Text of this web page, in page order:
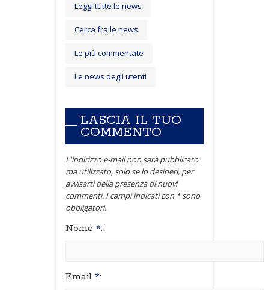
Leggi tutte le news
Cerca fra le news
Le più commentate
Le news degli utenti
LASCIA IL TUO
COMMENTO
L'indirizzo e-mail non sarà pubblicato
ma utilizzato, solo se lo desideri, per
avvisarti della presenza di nuovi
commenti. I campi indicati con * sono
obbligatori.
Nome *:
Email *: